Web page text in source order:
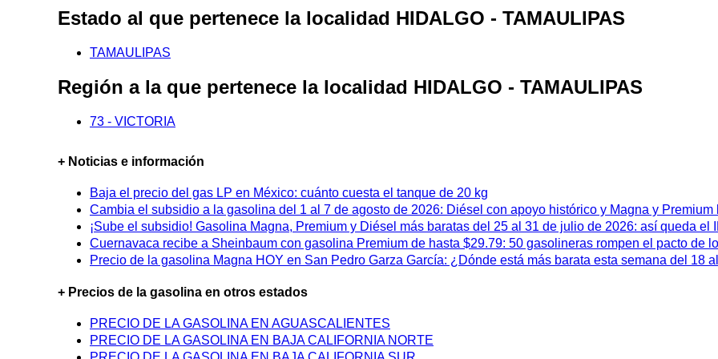
Estado al que pertenece la localidad HIDALGO - TAMAULIPAS
TAMAULIPAS
Región a la que pertenece la localidad HIDALGO - TAMAULIPAS
73 - VICTORIA
+ Noticias e información
Baja el precio del gas LP en México: cuánto cuesta el tanque de 20 kg
Cambia el subsidio a la gasolina del 1 al 7 de agosto de 2026: Diésel con apoyo histórico y Magna y Premium
¡Sube el subsidio! Gasolina Magna, Premium y Diésel más baratas del 25 al 31 de julio de 2026: así queda el
Cuernavaca recibe a Sheinbaum con gasolina Premium de hasta $29.79: 50 gasolineras rompen el pacto de
Precio de la gasolina Magna HOY en San Pedro Garza García: ¿Dónde está más barata esta semana del 18
+ Precios de la gasolina en otros estados
PRECIO DE LA GASOLINA EN AGUASCALIENTES
PRECIO DE LA GASOLINA EN BAJA CALIFORNIA NORTE